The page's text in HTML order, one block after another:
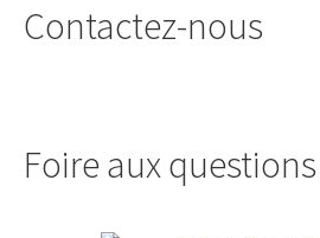
Contactez-nous
Foire aux questions